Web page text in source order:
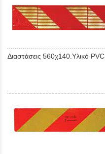
Διαστάσεις 560χ140.Υλικό PVC.